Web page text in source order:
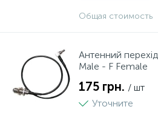
Общая стоимость
Антенний
Male - F Female
175 грн. / шт
Уточните